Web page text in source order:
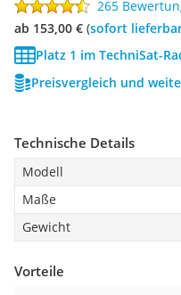
265
ab 153,00 €( Sofort
Platz 1 im TechniSat-
Preisvergleich und
Technische Details
Modell
Maße
Gewicht
Vorteile